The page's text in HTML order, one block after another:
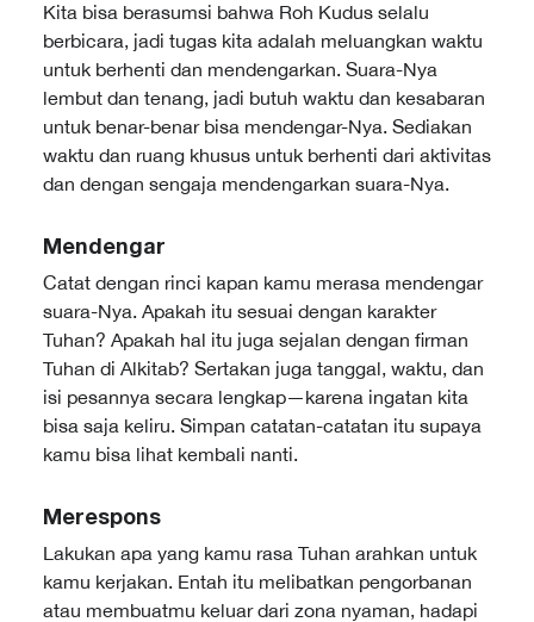
Kita bisa berasumsi bahwa Roh Kudus selalu
berbicara, jadi tugas kita adalah meluangkan waktu
untuk berhenti dan mendengarkan. Suara-Nya
lembut dan tenang, jadi butuh waktu dan kesabaran
untuk benar-benar bisa mendengar-Nya. Sediakan
waktu dan ruang khusus untuk berhenti dari aktivitas
dan dengan sengaja mendengarkan suara-Nya.
Mendengar
Catat dengan rinci kapan kamu merasa mendengar
suara-Nya. Apakah itu sesuai dengan karakter
Tuhan? Apakah hal itu juga sejalan dengan firman
Tuhan di Alkitab? Sertakan juga tanggal, waktu, dan
isi pesannya secara lengkap—karena ingatan kita
bisa saja keliru. Simpan catatan-catatan itu supaya
kamu bisa lihat kembali nanti.
Merespons
Lakukan apa yang kamu rasa Tuhan arahkan untuk
kamu kerjakan. Entah itu melibatkan pengorbanan
atau membuatmu keluar dari zona nyaman, hadapi